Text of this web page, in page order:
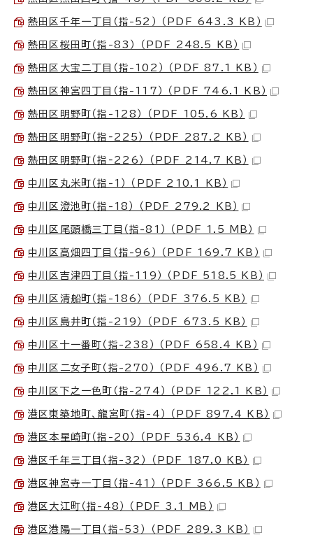
熱田区千年一丁目（指-52） （PDF 643.3 KB）
熱田区桜田町（指-83） （PDF 248.5 KB）
熱田区大宝二丁目（指-102） （PDF 87.1 KB）
熱田区神宮四丁目（指-117） （PDF 746.1 KB）
熱田区明野町（指-128） （PDF 105.6 KB）
熱田区明野町（指‐225） （PDF 287.2 KB）
熱田区明野町（指‐226） （PDF 214.7 KB）
中川区丸米町（指-1） （PDF 210.1 KB）
中川区澄池町（指-18） （PDF 279.2 KB）
中川区尾頭橋三丁目（指-81） （PDF 1.5 MB）
中川区高畑四丁目（指-96） （PDF 169.7 KB）
中川区吉津四丁目（指-119） （PDF 518.5 KB）
中川区清船町（指-186） （PDF 376.5 KB）
中川区島井町（指-219） （PDF 673.5 KB）
中川区十一番町（指-238） （PDF 658.4 KB）
中川区二女子町（指-270） （PDF 496.7 KB）
中川区下之一色町（指-274） （PDF 122.1 KB）
港区東築地町、龍宮町（指-4） （PDF 897.4 KB）
港区本星崎町（指-20） （PDF 536.4 KB）
港区千年三丁目（指-32） （PDF 187.0 KB）
港区神宮寺一丁目（指-41） （PDF 366.5 KB）
港区大江町（指-48） （PDF 3.1 MB）
港区港陽一丁目（指-53） （PDF 289.3 KB）